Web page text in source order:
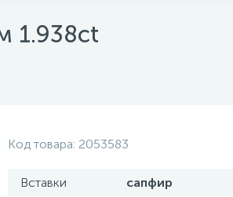
1.938ct
Код товара: 2053583
Вставки
сапфир